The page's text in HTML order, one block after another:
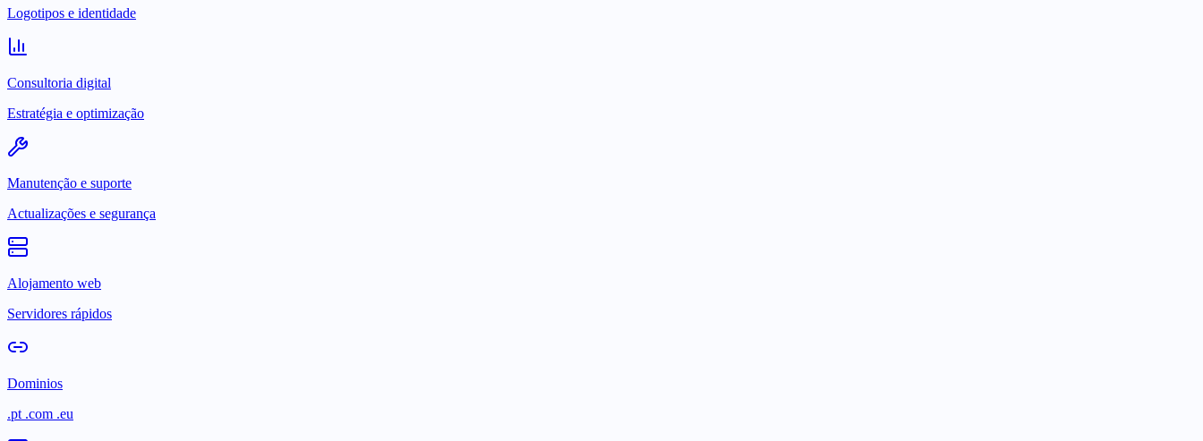
Logotipos e identidade
Consultoria digital
Estratégia e optimização
Manutenção e suporte
Actualizações e segurança
Alojamento web
Servidores rápidos
Dominios
.pt .com .eu